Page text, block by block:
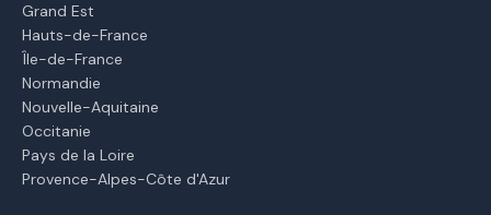
Grand Est
Hauts-de-France
Île-de-France
Normandie
Nouvelle-Aquitaine
Occitanie
Pays de la Loire
Provence-Alpes-Côte d'Azur